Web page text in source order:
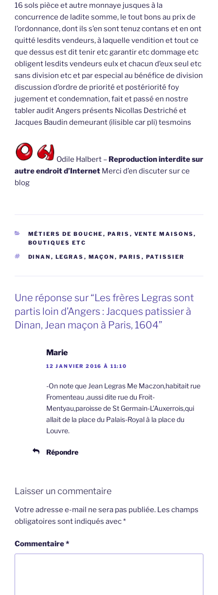
16 sols pièce et autre monnaye jusques à la
concurrence de ladite somme, le tout bons au prix de
l’ordonnance, dont ils s’en sont tenuz contans et en ont
quitté lesdits vendeurs, à laquelle vendition et tout ce
que dessus est dit tenir etc garantir etc dommage etc
obligent lesdits vendeurs eulx et chacun d’eux seul etc
sans division etc et par especial au bénéfice de division
discussion d’ordre de priorité et postériorité foy
jugement et condemnation, fait et passé en nostre
tabler audit Angers présents Nicollas Destriché et
Jacques Baudin demeurant (ilisible car pli) tesmoins
Odile Halbert – Reproduction interdite sur
autre endroit d’Internet Merci d’en discuter sur ce
blog
CATÉGORIES
MÉTIERS DE BOUCHE , PARIS , VENTE MAISONS,
BOUTIQUES ETC
ÉTIQUETTES
DINAN , LEGRAS , MAÇON , PARIS , PATISSIER
Une réponse sur “Les frères Legras sont
partis loin d’Angers : Jacques patissier à
Dinan, Jean maçon à Paris, 1604”
Marie
12 JANVIER 2016 À 11:10
-On note que Jean Legras Me Maczon,habitait rue
Fromenteau ,aussi dite rue du Froit-
Mentyau,paroisse de St Germain-L’Auxerrois,qui
allait de la place du Palais-Royal à la place du
Louvre.
Répondre
Laisser un commentaire
Votre adresse e-mail ne sera pas publiée. Les champs
obligatoires sont indiqués avec*
Commentaire*